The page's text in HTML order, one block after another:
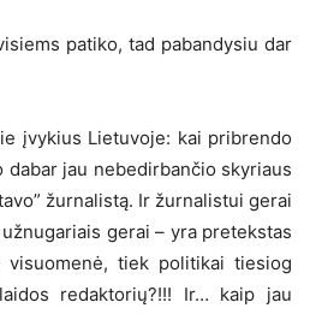
patiko, tad pabandysiu dar
įvykius Lietuvoje: kai pribrendo
jau nebedirbančio skyriaus
žurnalistą. Ir žurnalistui gerai
gerai – yra pretekstas
tiek politikai tiesiog
redaktorių?!!! Ir… kaip jau